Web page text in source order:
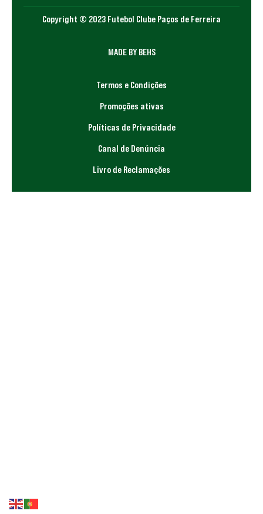
Copyright © 2023 Futebol Clube Paços de Ferreira
MADE BY BEHS
Termos e Condições
Promoções ativas
Políticas de Privacidade
Canal de Denúncia
Livro de Reclamações